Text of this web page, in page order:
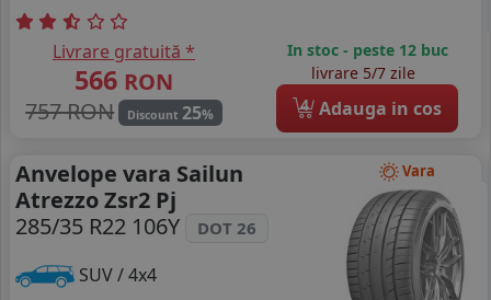
Livrare gratuită *
566 RON
757 RON
Discount 25%
In stoc - peste 12 buc
livrare 5/7 zile
4 Adauga in cos
Vara
Anvelope vara Sailun
Atrezzo Zsr2 Pj
285/35 R22 106Y
DOT 26
SUV / 4x4